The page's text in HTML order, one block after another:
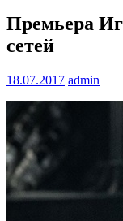
Премьера
сетей
18.07.2017 admin